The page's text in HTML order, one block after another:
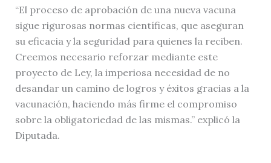
“El proceso de aprobación de una nueva vacuna
sigue rigurosas normas científicas, que aseguran
su eficacia y la seguridad para quienes la reciben.
Creemos necesario reforzar mediante este
proyecto de Ley, la imperiosa necesidad de no
desandar un camino de logros y éxitos gracias a la
vacunación, haciendo más firme el compromiso
sobre la obligatoriedad de las mismas.” explicó la
Diputada.